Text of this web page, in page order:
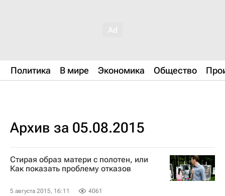
Политика В мире Экономика Общество
Архив за 05.08.2015
Стирая образ матери с полотен, или
Как показать проблему отказов
5 августа 2015, 16:11 4061